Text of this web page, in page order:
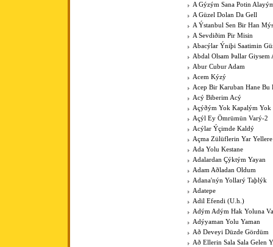
A Gýzým Sana Potin
A Güzel Dolan Da Gell
A Ýstanbul Sen Bir Han
A Sevdiðim Pir Misin
Abacýlar Ýniþi Saatimin
Abdal Olsam Þallar Giysem
Abur Cubur Adam
Acem Kýzý
Acep Bir Karuban Hane Bu
Acý Biberim Acý
Açýðým Yok Kapalým Yok
Açýl Ey Ömrümün Varý-2
Acýlar Ýçimde Kaldý
Açma Zülüflerin Yar
Ada Yolu Kestane
Adalardan Çýktým Yayan
Adam Aðladan Oldum
Adana'nýn Yollarý Taþlýk
Adatepe
Adil Efendi (U.h.)
Adým Adým Hak Yoluna
Adýyaman Yolu Yaman
Að Deveyi Düzde Gördüm
Að Ellerin Sala Sala Gelen